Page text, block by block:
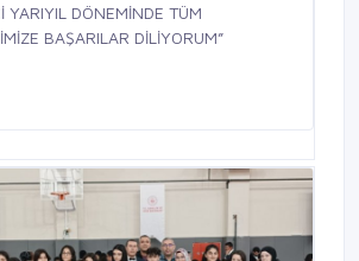
YARIYIL DÖNEMİNDE TÜM
BAŞARILAR DİLİYORUM”